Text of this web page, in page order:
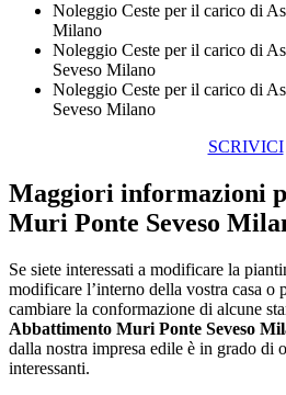
Noleggio Ceste per il carico di
Milano
Noleggio Ceste per il carico di
Seveso Milano
Noleggio Ceste per il carico di
Seveso Milano
SCRIVICI
Maggiori informazioni
Muri Ponte Seveso
Se siete interessati a modificare la
modificare l’interno della vostra casa o
cambiare la conformazione di alcune
Abbattimento Muri Ponte Seveso
dalla nostra impresa edile è in grado di
interessanti.